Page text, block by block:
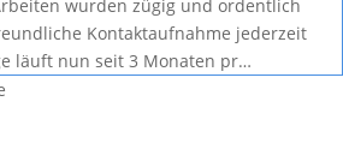
wurden zügig und ordentlich
Kontaktaufnahme jederzeit
läuft nun seit 3 Monaten pr…